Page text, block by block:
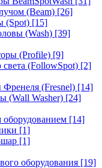
(Beam) [26]
(Spot) [15]
(Wash) [39]
(Profile) [9]
(FollowSpot) [2]
(Fresnel) [14]
(Wall Washer) [24]
[14]
[1]
[1]
оборудования [19]